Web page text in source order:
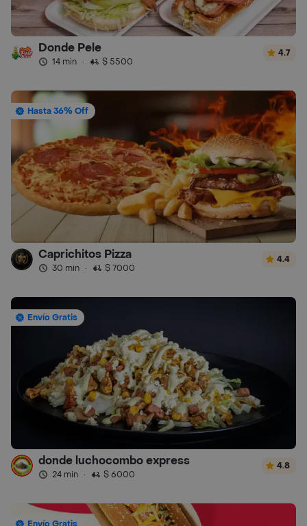
Donde Pele
14 min · $ 5500
4.7
Hasta 36% Off
Caprichitos Pizza
30 min · $ 7000
4.4
Envío Gratis
donde luchocombo express
24 min · $ 6000
4.8